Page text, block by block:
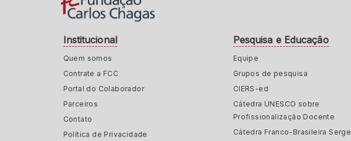
Institucional
Quem somos
Contrate a FCC
Portal do Colaborador
Parceiros
Contato
Política de Privacidade
Pesquisa e Educação
Equipe
Grupos de pesquisa
CIERS-ed
Cátedra UNESCO sobre
Profissionalização Docente
Cátedra Franco-Brasileira Serge